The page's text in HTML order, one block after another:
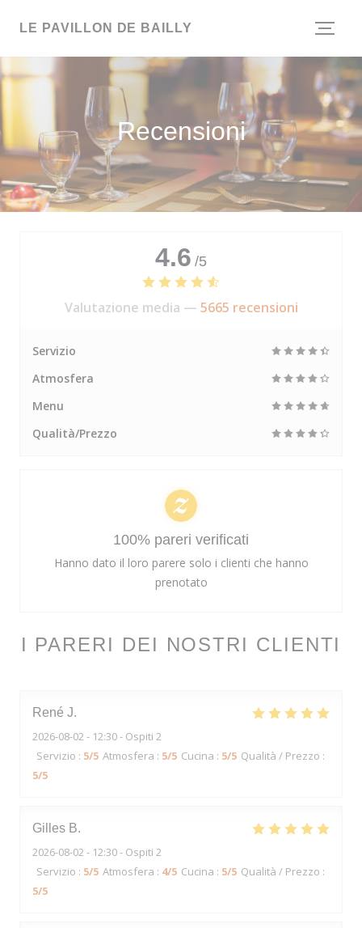
LE PAVILLON DE BAILLY
Recensioni
I PARERI DEI NOSTRI CLIENTI
René J
2026-08-02 - 12:30 - Ospiti 2
Servizio : 5/5 Atmosfera : 5/5 Cucina : 5/5 Qualità / Prezzo :
5/5
Gilles B
2026-08-02 - 12:30 - Ospiti 2
Servizio : 5/5 Atmosfera : 4/5 Cucina : 5/5 Qualità / Prezzo :
5/5
4.6 /5
Valutazione media — 5665 recensioni
Servizio
Atmosfera
Menu
Qualità/Prezzo
100% pareri verificati
Hanno dato il loro parere solo i clienti che hanno
prenotato